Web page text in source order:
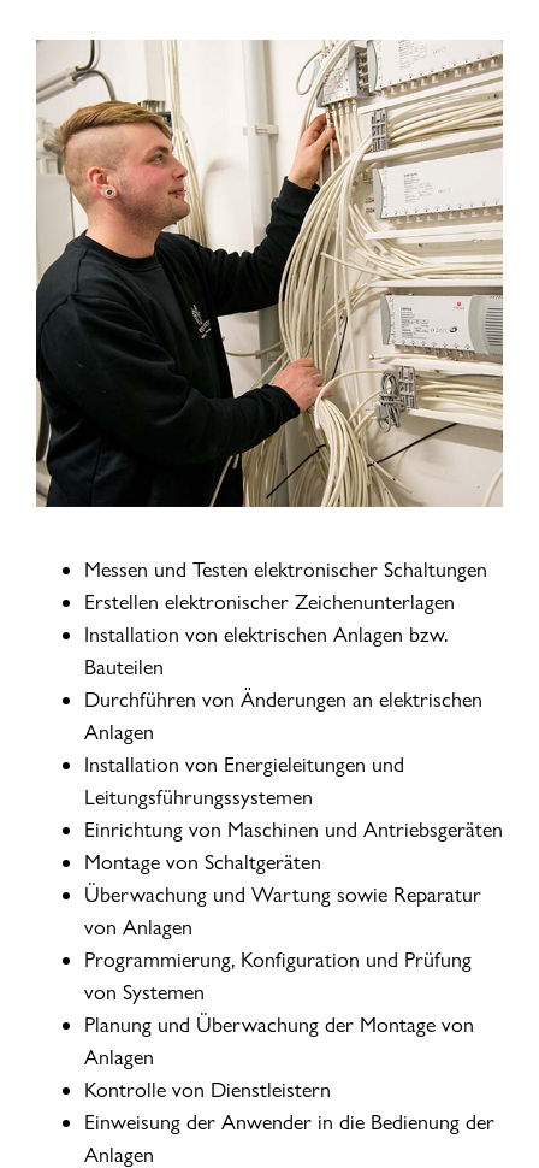
Messen und Testen elektronischer Schaltungen
Erstellen elektronischer Zeichenunterlagen
Installation von elektrischen Anlagen bzw.
Bauteilen
Durchführen von Änderungen an elektrischen
Anlagen
Installation von Energieleitungen und
Leitungsführungssystemen
Einrichtung von Maschinen und Antriebsgeräten
Montage von Schaltgeräten
Überwachung und Wartung sowie Reparatur
von Anlagen
Programmierung, Konfiguration und Prüfung
von Systemen
Planung und Überwachung der Montage von
Anlagen
Kontrolle von Dienstleistern
Einweisung der Anwender in die Bedienung der
Anlagen